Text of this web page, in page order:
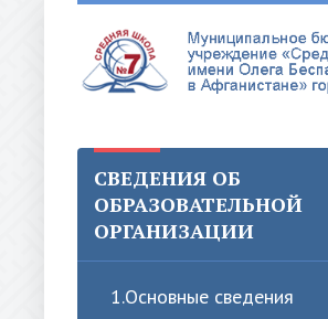
СВЕДЕНИЯ ОБ
ОБРАЗОВАТЕЛЬНОЙ
ОРГАНИЗАЦИИ
1.Oсновные сведения